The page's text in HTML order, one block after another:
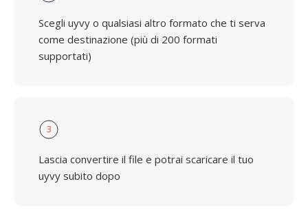
Scegli uyvy o qualsiasi altro formato che ti serva
come destinazione (più di 200 formati
supportati)
3
Lascia convertire il file e potrai scaricare il tuo
uyvy subito dopo